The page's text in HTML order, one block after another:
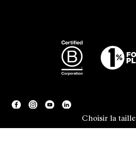
Choisir la taille